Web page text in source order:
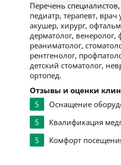
Перечень
педиатр, терапевт, врач
акушер, хирург,
дерматолог, венеролог,
реаниматолог,
рентгенолог,
детский стоматолог,
ортопед.
Отзывы и оценки
5
Оснащение
5
Квалификация
5
Комфорт